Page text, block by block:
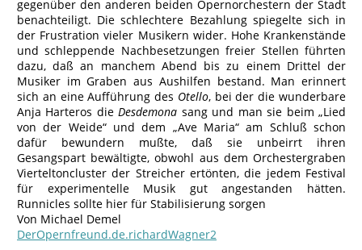
gegenüber den anderen beiden Opernorchestern der Stadt
benachteiligt. Die schlechtere Bezahlung spiegelte sich in
der Frustration vieler Musikern wider. Hohe Krankenstände
und schleppende Nachbesetzungen freier Stellen führten
dazu, daß an manchem Abend bis zu einem Drittel der
Musiker im Graben aus Aushilfen bestand. Man erinnert
sich an eine Aufführung des Otello, bei der die wunderbare
Anja Harteros dieDesdemona sang und man sie beim „Lied
von der Weide“ und dem „Ave Maria“ am Schluß schon
dafür bewundern mußte, daß sie unbeirrt ihren
Gesangspart bewältigte, obwohl aus dem Orchestergraben
Vierteltoncluster der Streicher ertönten, die jedem Festival
für experimentelle Musik gut angestanden hätten.
Runnicles sollte hier für Stabilisierung sorgen
Von Michael Demel
DerOpernfreund.de.richardWagner2